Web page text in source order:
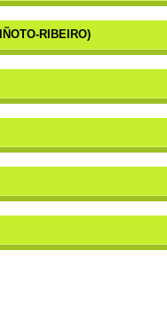
RIBEIRO)